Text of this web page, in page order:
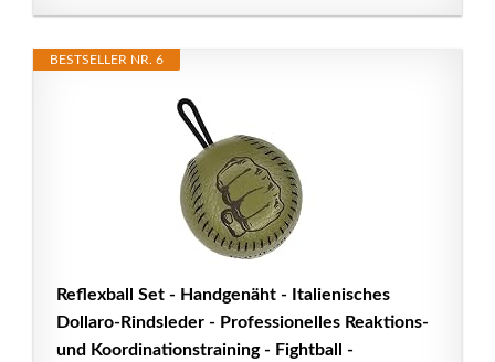
BESTSELLER NR. 6
Reflexball Set - Handgenäht - Italienisches
Dollaro-Rindsleder - Professionelles Reaktions-
und Koordinationstraining - Fightball -